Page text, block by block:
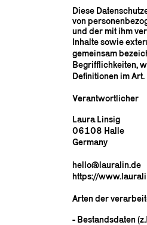
Diese
von
und der mit ihm
Inhalte sowie
gemeinsam
Begrifflichkeiten,
Definitionen im
Verantwortlicher
Laura Linsig
06108 Halle
Germany
hello@lauralin.de
https://
Arten der
- Bestandsdaten